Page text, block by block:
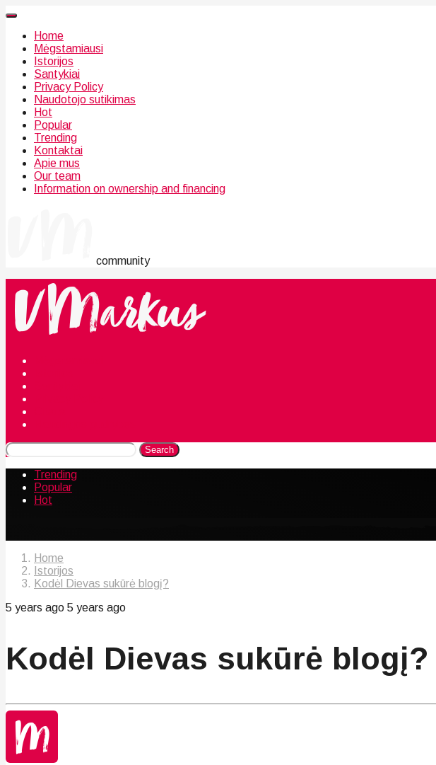
Home
Mėgstamiausi
Istorijos
Santykiai
Privacy Policy
Naudotojo sutikimas
Hot
Popular
Trending
Kontaktai
Apie mus
Our team
Information on ownership and financing
community
Search
Trending
Popular
Hot
Home
Istorijos
Kodėl Dievas sukūrė blogį?
5 years ago 5 years ago
Kodėl Dievas sukūrė blogį?